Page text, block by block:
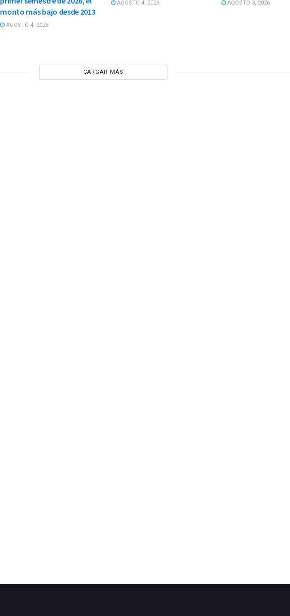
monto más bajo desde 2013
AGOSTO 4, 2026
AGOSTO 4, 2026 AGOSTO 3, 2026
CARGAR MÁS